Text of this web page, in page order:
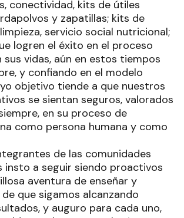
conectividad, kits de útiles
y zapatillas; kits de
servicio social nutricional;
logren el éxito en el proceso
vidas, aún en estos tiempos
y confiando en el modelo
objetivo tiende a que nuestros
se sientan seguros, valorados
en su proceso de
como persona humana y como
de las comunidades
insto a seguir siendo proactivos
aventura de enseñar y
que sigamos alcanzando
y auguro para cada uno,